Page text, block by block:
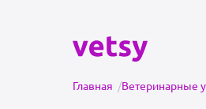
Главная /Ветеринарные